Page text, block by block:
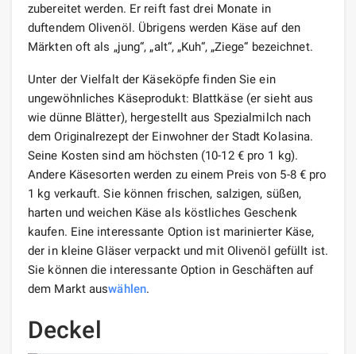
zubereitet werden. Er reift fast drei Monate in
duftendem Olivenöl. Übrigens werden Käse auf den
Märkten oft als „jung“, „alt“, „Kuh“, „Ziege“ bezeichnet.
Unter der Vielfalt der Käseköpfe finden Sie ein
ungewöhnliches Käseprodukt: Blattkäse (er sieht aus
wie dünne Blätter), hergestellt aus Spezialmilch nach
dem Originalrezept der Einwohner der Stadt Kolasina.
Seine Kosten sind am höchsten (10-12 € pro 1 kg).
Andere Käsesorten werden zu einem Preis von 5-8 € pro
1 kg verkauft. Sie können frischen, salzigen, süßen,
harten und weichen Käse als köstliches Geschenk
kaufen. Eine interessante Option ist marinierter Käse,
der in kleine Gläser verpackt und mit Olivenöl gefüllt ist.
Sie können die interessante Option in Geschäften auf
dem Markt auswählen.
Deckel